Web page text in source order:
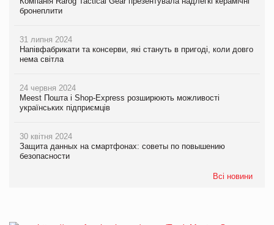
бронеплити
31 липня 2024
Напівфабрикати та консерви, які стануть в пригоді, коли довго
нема світла
24 червня 2024
Meest Пошта і Shop-Express розширюють можливості
українських підприємців
30 квітня 2024
Защита данных на смартфонах: советы по повышению
безопасности
Всі новини